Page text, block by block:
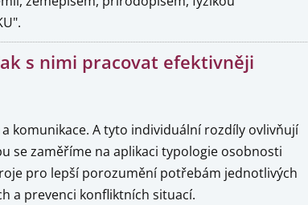
s nimi pracovat efektivněji
komunikace. A tyto individuální rozdíly ovlivňují
se zaměříme na aplikaci typologie osobnosti
pro lepší porozumění potřebám jednotlivých
a prevenci konfliktních situací.